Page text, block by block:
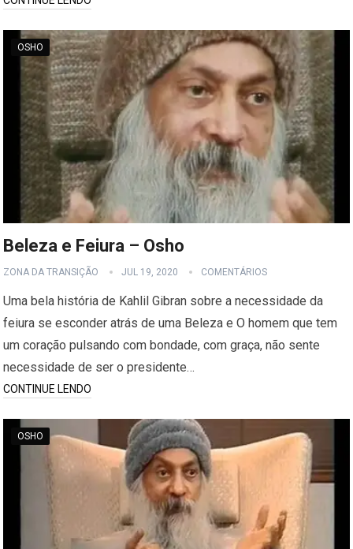
OSHO
Beleza e Feiura – Osho
ZONA DA TRANSIÇÃO JUL 19, 2020 COMENTÁRIOS
Uma bela história de Kahlil Gibran sobre a necessidade da
feiura se esconder atrás de uma Beleza e O homem que tem
um coração pulsando com bondade, com graça, não sente
necessidade de ser o presidente…
CONTINUE LENDO
OSHO